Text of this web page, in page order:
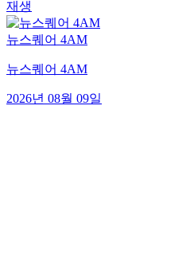
재생
뉴스퀘어 4AM
뉴스퀘어 4AM
2026년 08월 09일